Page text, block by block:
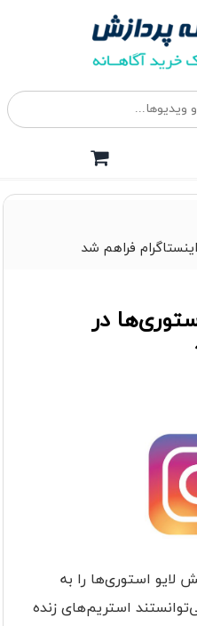
فراهم شد
در
لایو استوری‌ها را به
استریم‌های زنده